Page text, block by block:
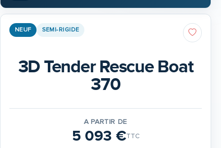
NEUF SEMI-RIGIDE
3D Tender Rescue Boat
370
A PARTIR DE
5 093 €TTC